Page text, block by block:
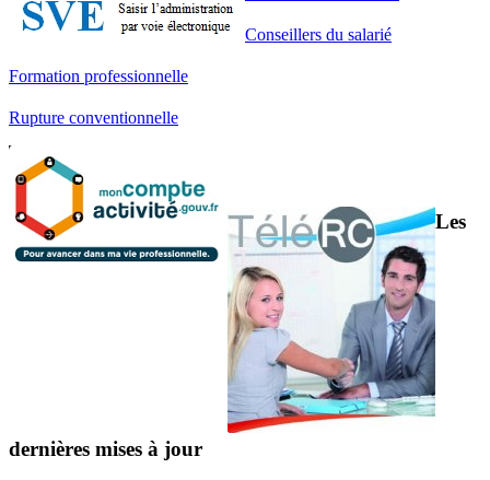
Conseillers du salarié
Formation professionnelle
Rupture conventionnelle
Les
dernières mises à jour